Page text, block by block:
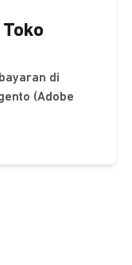
di
(Adobe